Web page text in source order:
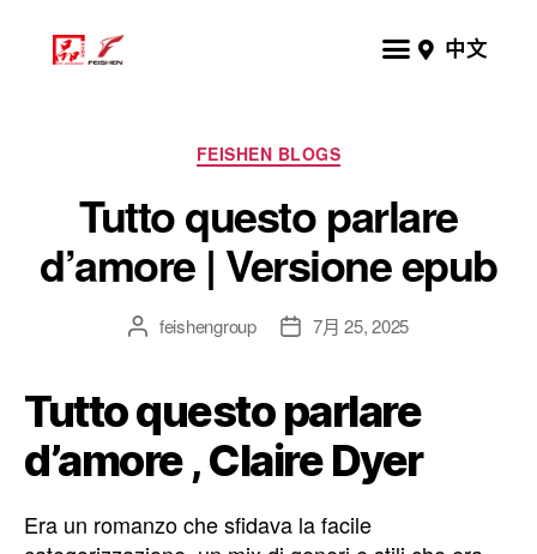
中文
FEISHEN BLOGS
Tutto questo parlare
d’amore | Versione epub
feishengroup 7月 25, 2025
Tutto questo parlare
d’amore , Claire Dyer
Era un romanzo che sfidava la facile